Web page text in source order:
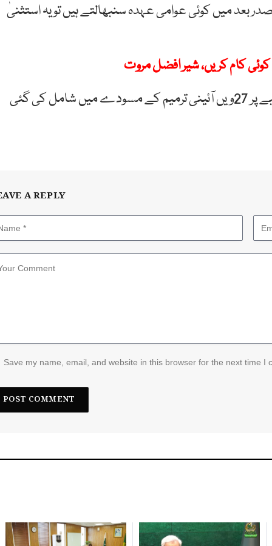
میں کوئی عوامی عہدہ سنبھالتے ہیں تو یہ استثنیٰ
کام کریں، شیر افضل مروت
واضح رہے کہ مذکورہ شق پاکستان پیپلز پارٹی کے مطالبے پر 27ویں آئینی ترمیم کے مسودے میں شامل کی گئی
A REPLY
Save my name, email, and website in this browser for the next time I